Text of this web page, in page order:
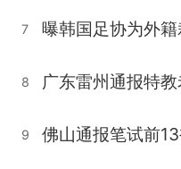
7
8
9